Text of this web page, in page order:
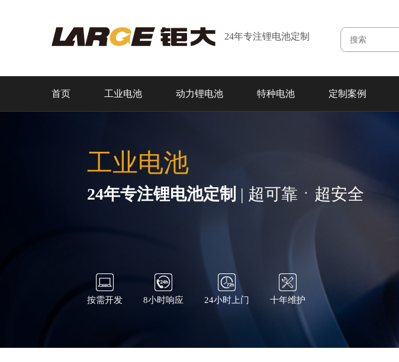
24年专注锂电池定制
首页 工业电池 动力锂电池 特种电池 定制案例
工业电池
24年专注锂电池定制 | 超可靠ㆍ超安全
按需开发 8小时响应 24小时上门 十年维护